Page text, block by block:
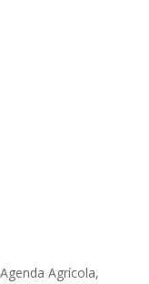
Agenda Agrícola,